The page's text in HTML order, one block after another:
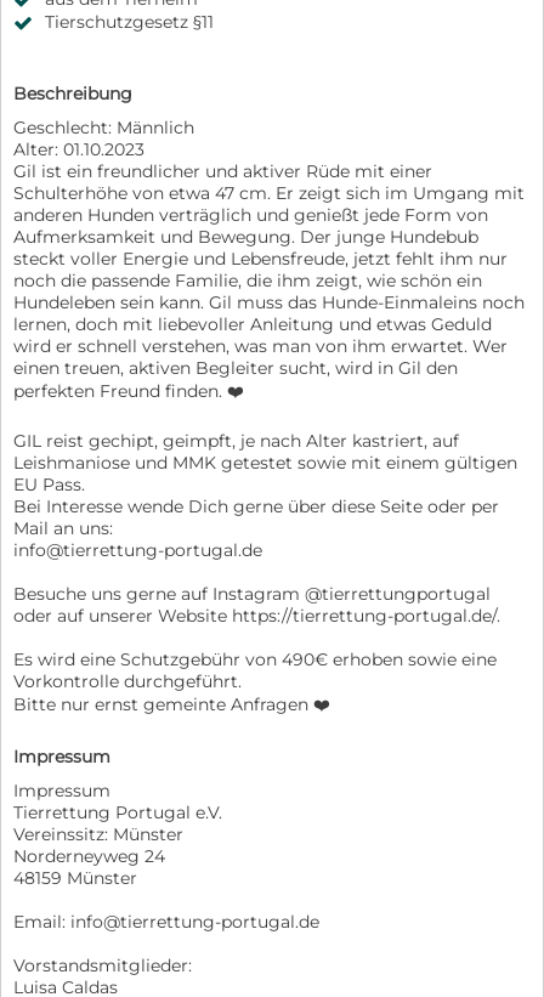
Tierschutzgesetz §11
Beschreibung
Geschlecht: Männlich
Alter: 01.10.2023
Gil ist ein freundlicher und aktiver Rüde mit einer
Schulterhöhe von etwa 47 cm. Er zeigt sich im Umgang mit
anderen Hunden verträglich und genießt jede Form von
Aufmerksamkeit und Bewegung. Der junge Hundebub
steckt voller Energie und Lebensfreude, jetzt fehlt ihm nur
noch die passende Familie, die ihm zeigt, wie schön ein
Hundeleben sein kann. Gil muss das Hunde-Einmaleins noch
lernen, doch mit liebevoller Anleitung und etwas Geduld
wird er schnell verstehen, was man von ihm erwartet. Wer
einen treuen, aktiven Begleiter sucht, wird in Gil den
perfekten Freund finden. ❤️
GIL reist gechipt, geimpft, je nach Alter kastriert, auf
Leishmaniose und MMK getestet sowie mit einem gültigen
EU Pass.
Bei Interesse wende Dich gerne über diese Seite oder per
Mail an uns:
info@tierrettung-portugal.de
Besuche uns gerne auf Instagram @tierrettungportugal
oder auf unserer Website https://tierrettung-portugal.de/.
Es wird eine Schutzgebühr von 490€ erhoben sowie eine
Vorkontrolle durchgeführt.
Bitte nur ernst gemeinte Anfragen ❤️
Impressum
Impressum
Tierrettung Portugal e.V.
Vereinssitz: Münster
Norderneyweg 24
48159 Münster
Email: info@tierrettung-portugal.de
Vorstandsmitglieder:
Luisa Caldas